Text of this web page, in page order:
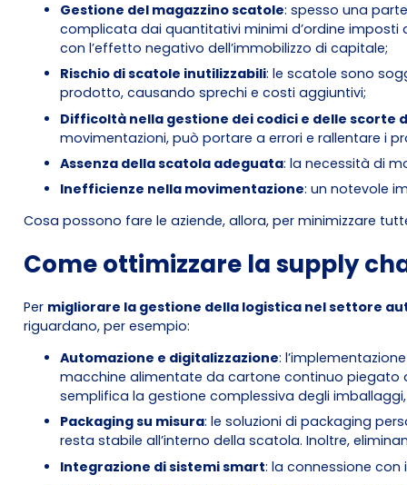
Gestione del magazzino scatole: spesso una
complicata dai quantitativi minimi d’ordine imposti
con l’effetto negativo dell’immobilizzo di capitale;
Rischio di scatole inutilizzabili: le scatole sono
prodotto, causando sprechi e costi aggiuntivi;
Difficoltà nella gestione dei codici e delle scorte
movimentazioni, può portare a errori e rallentare i
Assenza della scatola adeguata: la necessità di
Inefficienze nella movimentazione: un notevole
Cosa possono fare le aziende, allora, per minimizzare
Come ottimizzare la supply
Per migliorare la gestione della logistica nel settore
riguardano, per esempio:
Automazione e digitalizzazione:
macchine alimentate da cartone continuo piegato
semplifica la gestione complessiva degli
Packaging su misura: le soluzioni di packaging
resta stabile all’interno della scatola. Inoltre,
Integrazione di sistemi smart: la connessione